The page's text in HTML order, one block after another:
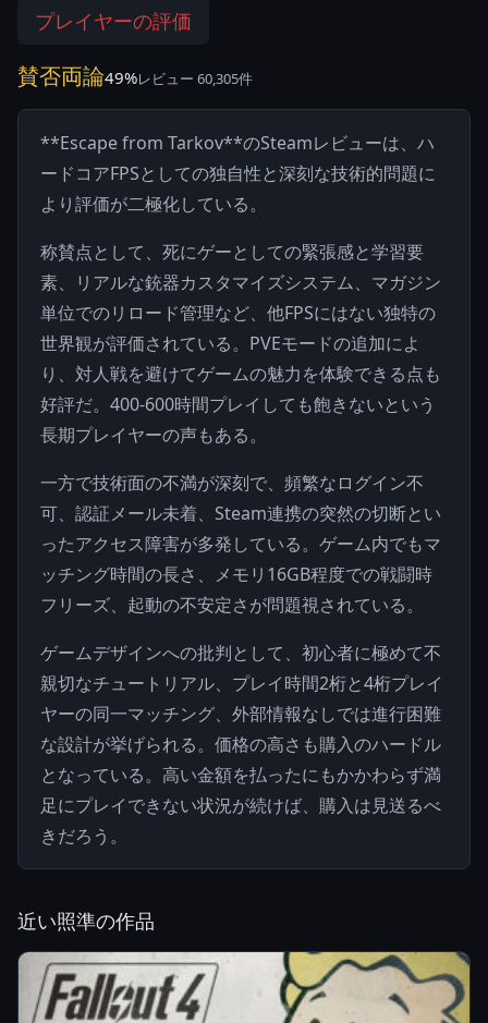
プレイヤーの評価
賛否両論49%レビュー 60,305件
**Escape from Tarkov**のSteamレビューは、ハ
ードコアFPSとしての独自性と深刻な技術的問題に
より評価が二極化している。
称賛点として、死にゲーとしての緊張感と学習要
素、リアルな銃器カスタマイズシステム、マガジン
単位でのリロード管理など、他FPSにはない独特の
世界観が評価されている。PVEモードの追加によ
り、対人戦を避けてゲームの魅力を体験できる点も
好評だ。400-600時間プレイしても飽きないという
長期プレイヤーの声もある。
一方で技術面の不満が深刻で、頻繁なログイン不
可、認証メール未着、Steam連携の突然の切断とい
ったアクセス障害が多発している。ゲーム内でもマ
ッチング時間の長さ、メモリ16GB程度での戦闘時
フリーズ、起動の不安定さが問題視されている。
ゲームデザインへの批判として、初心者に極めて不
親切なチュートリアル、プレイ時間2桁と4桁プレイ
ヤーの同一マッチング、外部情報なしでは進行困難
な設計が挙げられる。価格の高さも購入のハードル
となっている。高い金額を払ったにもかかわらず満
足にプレイできない状況が続けば、購入は見送るべ
きだろう。
近い照準の作品